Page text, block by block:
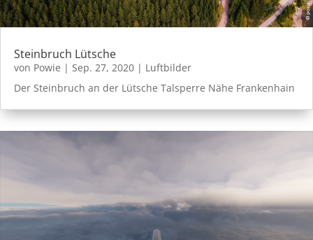
Steinbruch Lütsche
von Powie | Sep. 27, 2020 | Luftbilder
Der Steinbruch an der Lütsche Talsperre Nähe Frankenhain